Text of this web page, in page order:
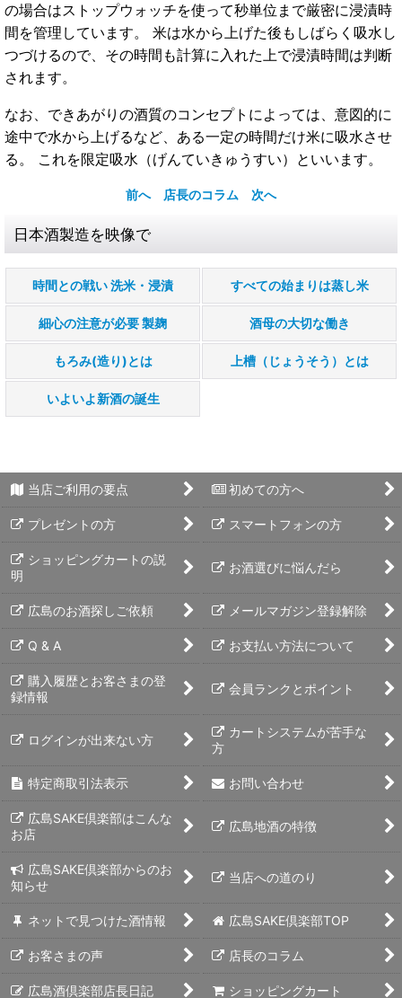
の場合はストップウォッチを使って秒単位まで厳密に浸漬時
間を管理しています。 米は水から上げた後もしばらく吸水し
つづけるので、その時間も計算に入れた上で浸漬時間は判断
されます。
なお、できあがりの酒質のコンセプトによっては、意図的に
途中で水から上げるなど、ある一定の時間だけ米に吸水させ
る。 これを限定吸水（げんていきゅうすい）といいます。
前へ 店長のコラム 次へ
日本酒製造を映像で
時間との戦い 洗米・浸漬 すべての始まりは蒸し米
細心の注意が必要 製麹 酒母の大切な働き
もろみ(造り)とは 上槽（じょうそう）とは
いよいよ新酒の誕生
当店ご利用の要点 初めての方へ
プレゼントの方 スマートフォンの方
ショッピングカートの説
明
お酒選びに悩んだら
広島のお酒探しご依頼 メールマガジン登録解除
Q & A お支払い方法について
購入履歴とお客さまの登
録情報
会員ランクとポイント
ログインが出来ない方
カートシステムが苦手な
方
特定商取引法表示 お問い合わせ
広島SAKE倶楽部はこんな
お店
広島地酒の特徴
広島SAKE倶楽部からのお
知らせ
当店への道のり
ネットで見つけた酒情報 広島SAKE倶楽部TOP
お客さまの声 店長のコラム
広島酒倶楽部店長日記 ショッピングカート